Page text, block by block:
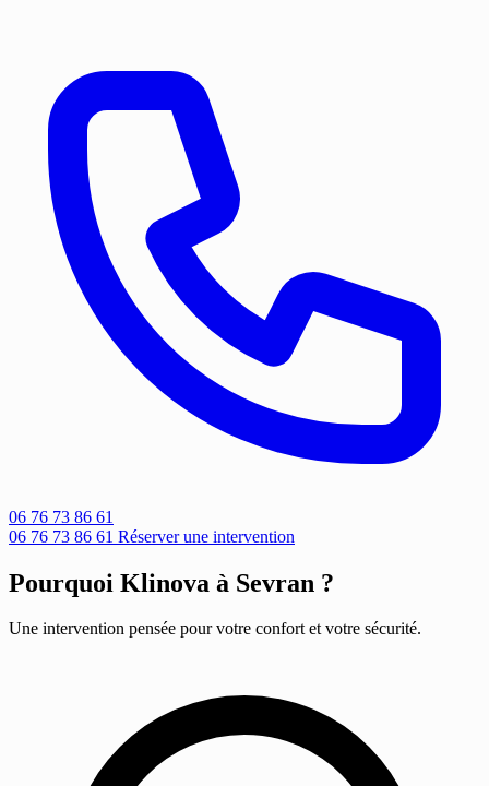
06 76 73 86 61
06 76 73 86 61 Réserver une intervention
Pourquoi Klinova à Sevran ?
Une intervention pensée pour votre confort et votre sécurité.